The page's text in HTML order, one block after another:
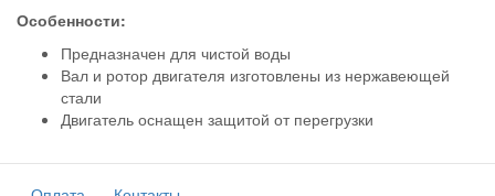
Особенности:
Предназначен для чистой воды
Вал и ротор двигателя изготовлены из нержавеющей
стали
Двигатель оснащен защитой от перегрузки